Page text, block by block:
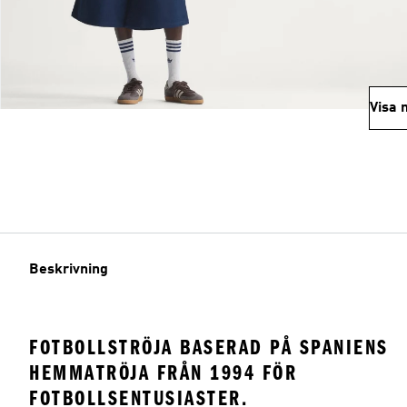
Visa
Beskrivning
FOTBOLLSTRÖJA BASERAD PÅ SPANIENS
HEMMATRÖJA FRÅN 1994 FÖR
FOTBOLLSENTUSIASTER.